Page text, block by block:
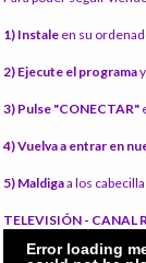
1) Instale en su
2) Ejecute el programa
3) Pulse "CONECTAR"
4) Vuelva a entrar en
5) Maldigaa los
TELEVISIÓN - CANAL